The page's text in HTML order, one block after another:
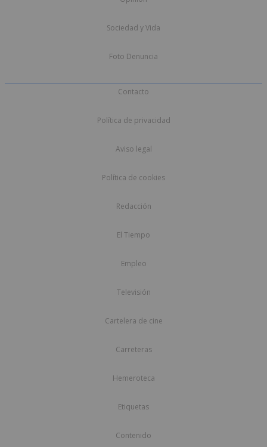
Sociedad y Vida
Foto Denuncia
Contacto
Política de privacidad
Aviso legal
Política de cookies
Redacción
El Tiempo
Empleo
Televisión
Cartelera de cine
Carreteras
Hemeroteca
Etiquetas
Contenido